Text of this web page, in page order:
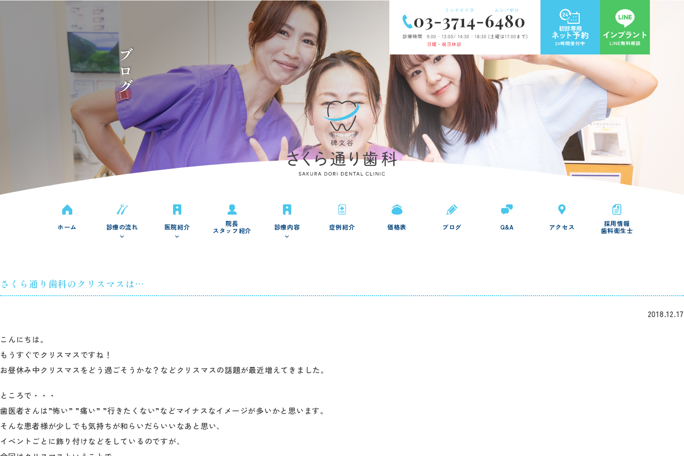
ブログ
ホーム 診療の流れ 医院紹介
院長
スタッフ紹介
診療内容 症例紹介 価格表 ブログ Q&A アクセス
採用情報
歯科衛生士
さくら通り歯科のクリスマスは…
2018.12.17
こんにちは。
もうすぐでクリスマスですね！
お昼休み中クリスマスをどう過ごそうかな？などクリスマスの話題が最近増えてきました。
ところで・・・
歯医者さんは”怖い” ”痛い” ”行きたくない”などマイナスなイメージが多いかと思います。
そんな患者様が少しでも気持ちが和らいだらいいなあと思い、
イベントごとに飾り付けなどをしているのですが、